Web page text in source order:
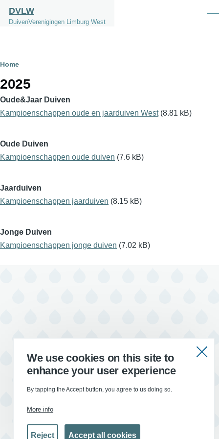
Overslaan en naar de inhoud gaan
DVLW
DuivenVerenigingen Limburg West
Kruimelpad
Home
2025
Oude&Jaar Duiven
Kampioenschappen oude en jaarduiven West (8.81 kB)
Oude Duiven
Kampioenschappen oude duiven (7.6 kB)
Jaarduiven
Kampioenschappen jaarduiven (8.15 kB)
Jonge Duiven
Kampioenschappen jonge duiven (7.02 kB)
We use cookies on this site to
enhance your user experience
By tapping the Accept button, you agree to us doing so.
More info
Reject Accept all cookies